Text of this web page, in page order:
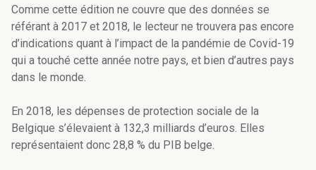
Comme cette édition ne couvre que des données se
référant à 2017 et 2018, le lecteur ne trouvera pas encore
d’indications quant à l’impact de la pandémie de Covid-19
qui a touché cette année notre pays, et bien d’autres pays
dans le monde.
En 2018, les dépenses de protection sociale de la
Belgique s’élevaient à 132,3 milliards d’euros. Elles
représentaient donc 28,8 % du PIB belge.